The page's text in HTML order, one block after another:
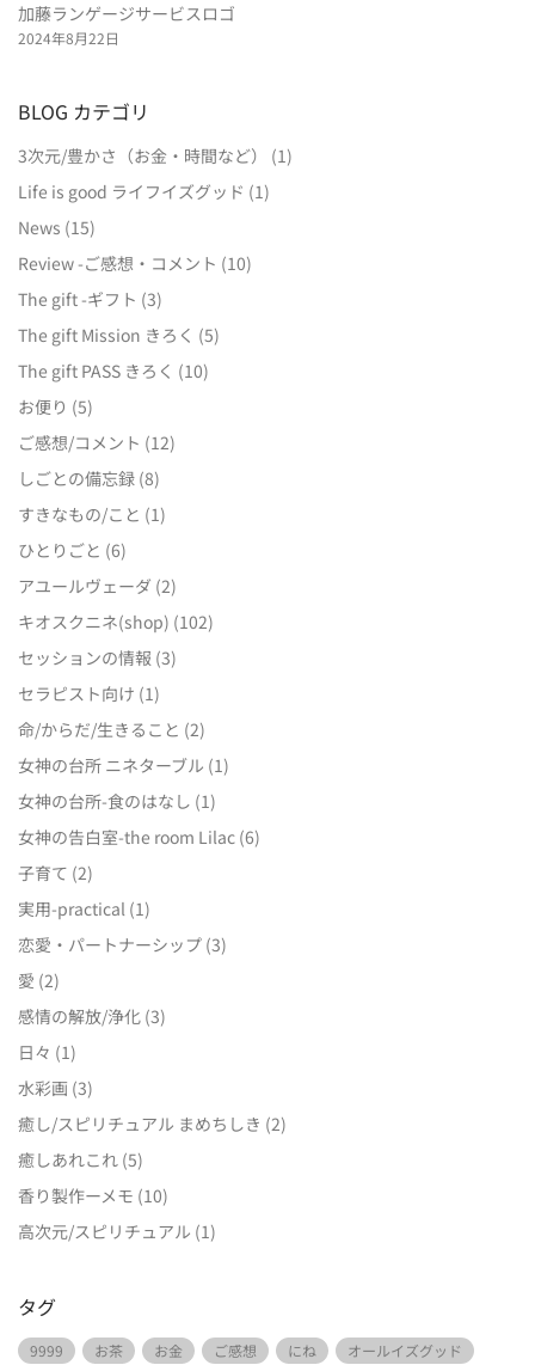
加藤ランゲージサービスロゴ
2024年8月22日
BLOG カテゴリ
3次元/豊かさ（お金・時間など）
(1)
Life is good ライフイズグッド (1)
News (15)
Review -ご感想・コメント (10)
The gift -ギフト (3)
The gift Mission きろく (5)
The gift PASS きろく (10)
お便り (5)
ご感想/コメント (12)
しごとの備忘録 (8)
すきなもの/こと (1)
ひとりごと (6)
アユールヴェーダ (2)
キオスクニネ(shop) (102)
セッションの情報 (3)
セラピスト向け (1)
命/からだ/生きること (2)
女神の台所 ニネターブル (1)
女神の台所-食のはなし (1)
女神の告白室-the room Lilac (6)
子育て (2)
実用-practical (1)
恋愛・パートナーシップ (3)
愛 (2)
感情の解放/浄化 (3)
日々 (1)
水彩画 (3)
癒し/スピリチュアル まめちしき (2)
癒しあれこれ (5)
香り製作ーメモ (10)
高次元/スピリチュアル (1)
タグ
9999 お茶 お金 ご感想 にね
オールイズグッド